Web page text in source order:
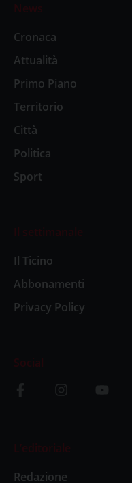
News
Cronaca
Attualità
Primo Piano
Territorio
Città
Politica
Sport
Il settimanale
Il Ticino
Abbonamenti
Privacy Policy
Social
L’editoriale
Redazione